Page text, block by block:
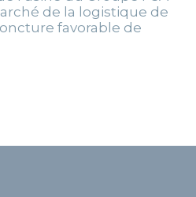
de la logistique de
favorable de